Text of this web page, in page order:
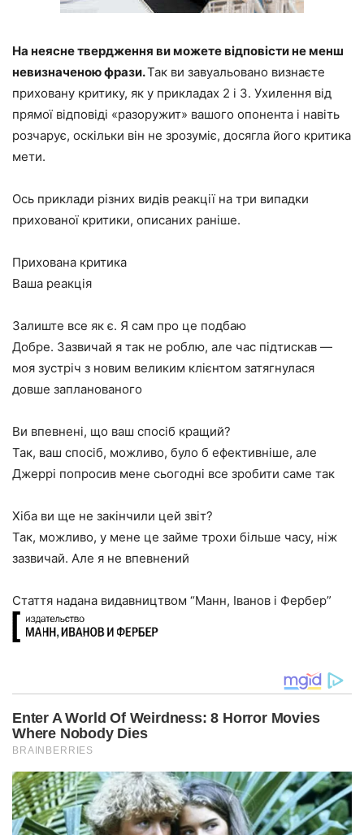
На неясне твердження ви можете відповісти не менш
невизначеною фрази.Так ви завуальовано визнаєте
приховану критику, як у прикладах 2 і 3. Ухилення від
прямої відповіді «разоружит» вашого опонента і навіть
розчарує, оскільки він не зрозуміє, досягла його критика
мети.
Ось приклади різних видів реакції на три випадки
прихованої критики, описаних раніше.
Прихована критика
Ваша реакція
Залиште все як є. Я сам про це подбаю
Добре. Зазвичай я так не роблю, але час підтискав —
моя зустріч з новим великим клієнтом затягнулася
довше запланованого
Ви впевнені, що ваш спосіб кращий?
Так, ваш спосіб, можливо, було б ефективніше, але
Джеррі попросив мене сьогодні все зробити саме так
Хіба ви ще не закінчили цей звіт?
Так, можливо, у мене це займе трохи більше часу, ніж
зазвичай. Але я не впевнений
Стаття надана видавництвом “Манн, Іванов і Фербер”